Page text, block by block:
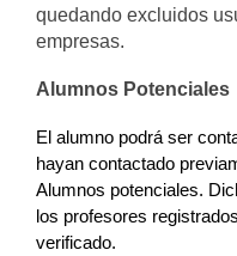
quedando excluidos
empresas.
Alumnos Potenciales
El alumno podrá ser
hayan contactado
Alumnos potenciales.
los profesores
verificado.